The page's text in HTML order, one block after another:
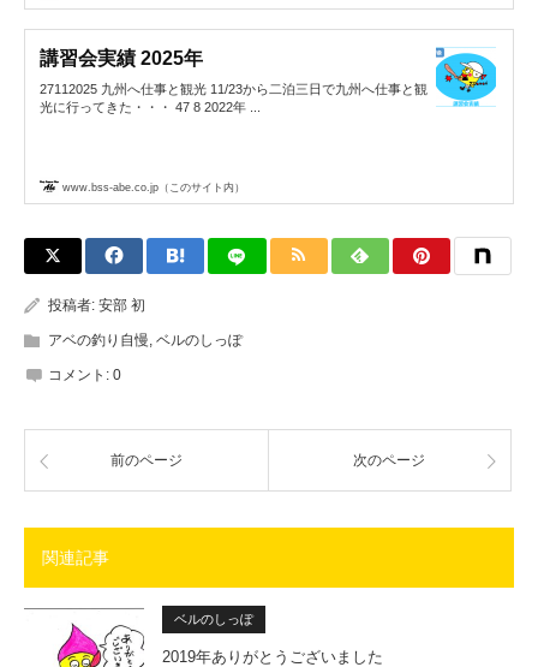
講習会実績 2025年
27112025 九州へ仕事と観光 11/23から二泊三日で九州へ仕事と観
光に行ってきた・・・ 47 8 2022年 ...
www.bss-abe.co.jp（このサイト内）
投稿者: 安部 初
アベの釣り自慢, ベルのしっぽ
コメント: 0
前のページ 次のページ
関連記事
ベルのしっぽ
2019年ありがとうございました